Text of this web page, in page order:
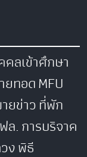
ลเข้าศึกษา
ยทอดMFU
ยข่าวที่พัก
ล.การบริจาค
งพิธี